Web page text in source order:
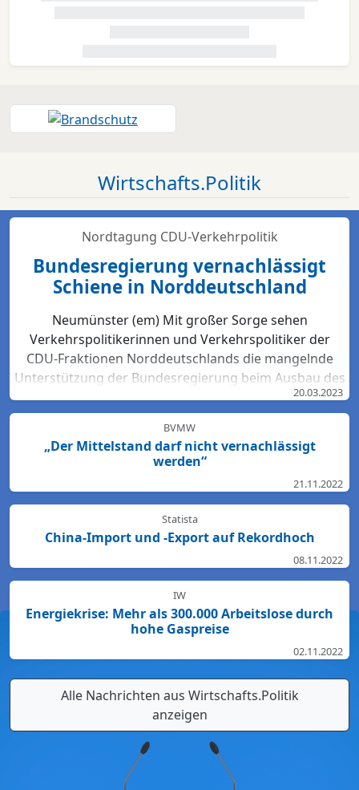
Wirtschafts.Politik
Nordtagung CDU-Verkehrpolitik
Bundesregierung vernachlässigt
Schiene in Norddeutschland
Neumünster (em) Mit großer Sorge sehen
Verkehrspolitikerinnen und Verkehrspolitiker der
CDU-Fraktionen Norddeutschlands die mangelnde
Unterstützung der Bundesregierung beim Ausbau des
Bahn-Netzes. Hartmut Bodeit, mobilitätspolitischer
Sprecher der bremischen CDUBürgerschaftsfraktion,
betont: „Die neuesten Bewertungen der DB Netz AG
lassen keinen Zweifel: Das Schienennetz ist in der
nirgendwo sonst in Deutschland. Für den Start des
Deutschlandtick...
20.03.2023
BVMW
„Der Mittelstand darf nicht vernachlässigt
werden“
21.11.2022
Statista
China-Import und -Export auf Rekordhoch
08.11.2022
IW
Energiekrise: Mehr als 300.000 Arbeitslose durch
hohe Gaspreise
02.11.2022
Alle Nachrichten aus Wirtschafts.Politik
anzeigen